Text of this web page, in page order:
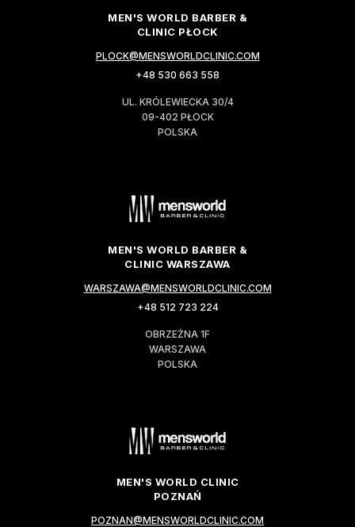
MEN'S WORLD BARBER &
CLINIC PŁOCK
PLOCK@MENSWORLDCLINIC.COM
+48 530 663 558
UL. KRÓLEWIECKA 30/4
09-402 PŁOCK
POLSKA
MEN'S WORLD BARBER &
CLINIC WARSZAWA
WARSZAWA@MENSWORLDCLINIC.COM
+48 512 723 224
OBRZEŻNA 1F
WARSZAWA
POLSKA
MEN'S WORLD CLINIC
POZNAŃ
POZNAN@MENSWORLDCLINIC.COM